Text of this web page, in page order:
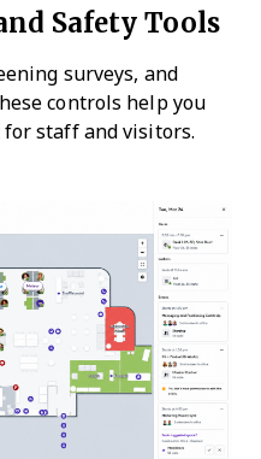
Safety Tools
surveys, and
controls help you
staff and visitors.